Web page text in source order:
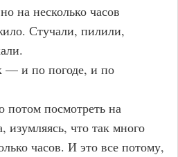
на несколько часов
Стучали, пилили,
— и по погоде, и по
посмотреть на
изумляясь, что так много
часов. И это все потому,